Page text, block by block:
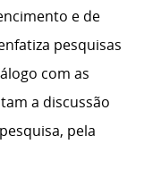
e de
pesquisas
com as
a discussão
pela